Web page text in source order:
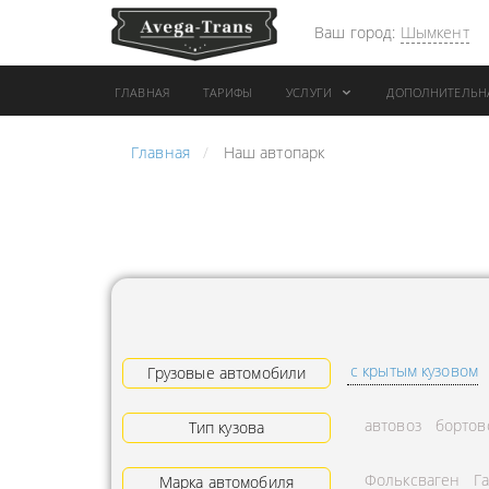
Ваш город: Шымкент
ГЛАВНАЯ ТАРИФЫ УСЛУГИ
АРЕНДА АВТОБУСА
ГРУЗОВАЯ ТЕХНИКА
ПЕРЕВОЗКА ТРУБ
АРЕНДА БУЛЬДОЗЕРА
Главная Наш автопарк
Грузовые автомобили с крытым кузовом
Тип кузова автовоз
Марка автомобиля Фольксваген